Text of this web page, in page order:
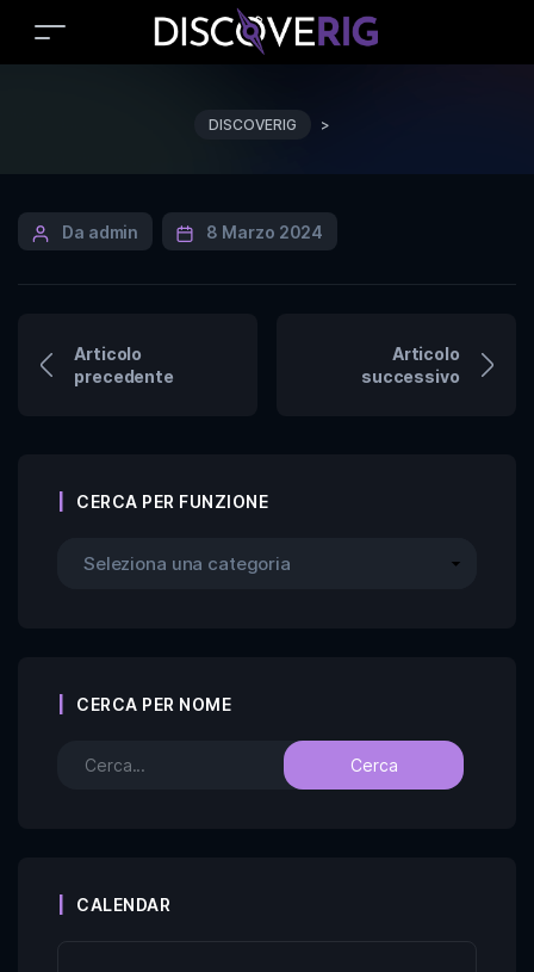
DISCOVERIG >
Da admin 8 Marzo 2024
Articolo
precedente
Articolo
successivo
CERCA PER FUNZIONE
CERCA PER NOME
CALENDAR